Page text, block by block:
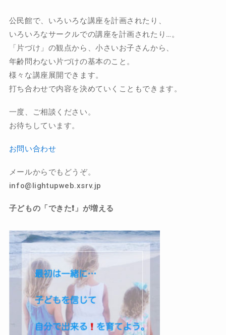
公民館で、いろいろな講座を計画されたり、
いろいろなサークルでの講座を計画されたり…。
「片づけ」の観点から、小さいお子さんから、
年齢問わない片づけの基本のこと。
様々な講座展開できます。
打ち合わせで内容を決めていくこともできます。
一度、ご相談ください。
お待ちしています。
お問い合わせ
メールからでもどうぞ。
info@lightupweb.xsrv.jp
子どもの「できた❗️」が増える